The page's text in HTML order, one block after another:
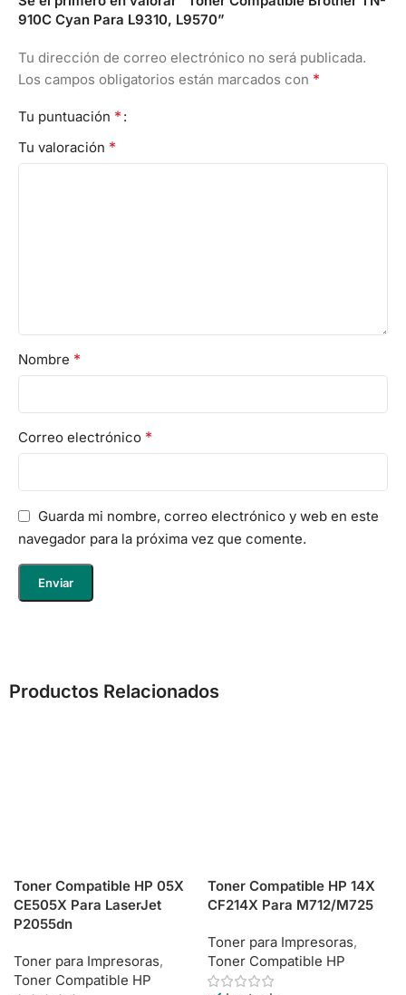
910C Cyan Para L9310, L9570”
Tu dirección de correo electrónico no será publicada.
Los campos obligatorios están marcados con *
Tu puntuación *
Tu valoración *
Nombre *
Correo electrónico *
Guarda mi nombre, correo electrónico y web en este
navegador para la próxima vez que comente.
Productos Relacionados
Toner Compatible HP 05X
CE505X Para LaserJet
P2055dn
Toner para Impresoras,
Toner Compatible HP
Toner Compatible HP 14X
CF214X Para M712/M725
Toner para Impresoras,
Toner Compatible HP